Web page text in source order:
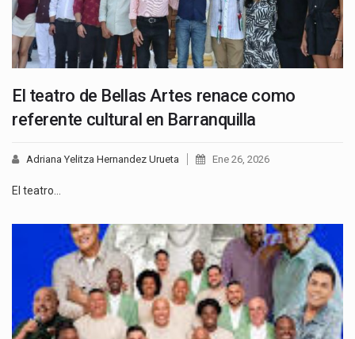
El teatro de Bellas Artes renace como
referente cultural en Barranquilla
Adriana Yelitza Hernandez Urueta Ene 26, 2026
El teatro…